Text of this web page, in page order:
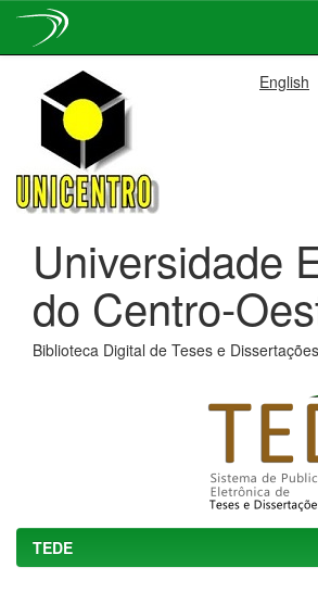
navigation
English
Universidade
do Centro-
Biblioteca Digital de Teses e Dissertações
TEDE